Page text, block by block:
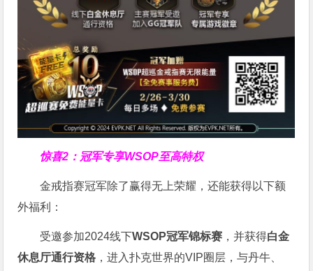
惊喜2：冠军专享WSOP至高特权
金戒指赛冠军除了赢得无上荣耀，还能获得以下额
外福利：
受邀参加2024线下WSOP冠军锦标赛 ，并获得白金
休息厅通行资格 ，进入扑克世界的VIP圈层，与丹牛、